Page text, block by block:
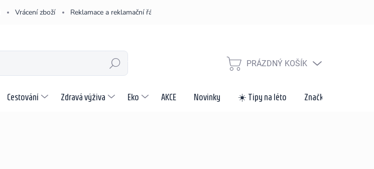
Vrácení zboží Reklamace a reklamační řád
HLEDAT
NÁKUPNÍ
PRÁZDNÝ KOŠÍK
Cestování Zdravá výživa Eko AKCE Novinky ☀️ Tipy na léto Značky